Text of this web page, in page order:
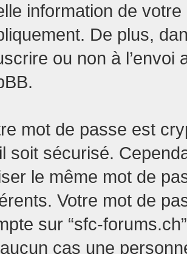
information de
De plus,
ou non à l’envoi
mot de passe est
soit sécurisé.
le même mot de
Votre mot de
sur “sfc-
cas une